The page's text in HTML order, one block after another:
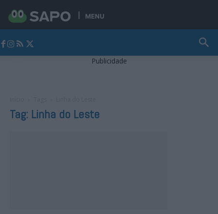
MENU
Publicidade
Tag: Linha do Leste